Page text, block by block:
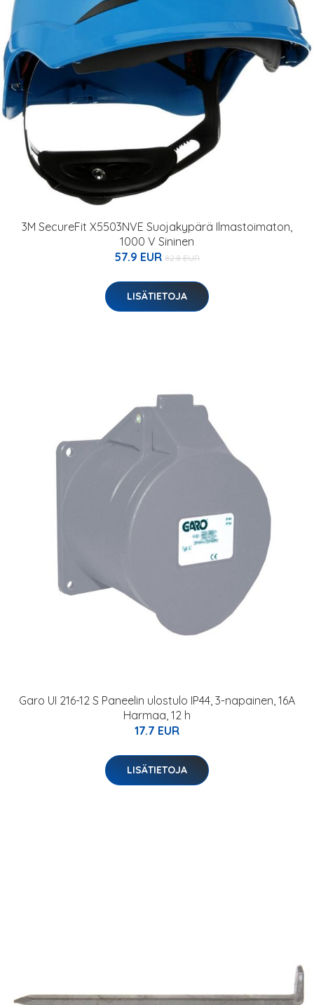
3M SecureFit X5503NVE Suojakypärä Ilmastoimaton,
1000 V Sininen
57.9 EUR 82.8 EUR
LISÄTIETOJA
Garo UI 216-12 S Paneelin ulostulo IP44, 3-napainen, 16A
Harmaa, 12 h
17.7 EUR
LISÄTIETOJA